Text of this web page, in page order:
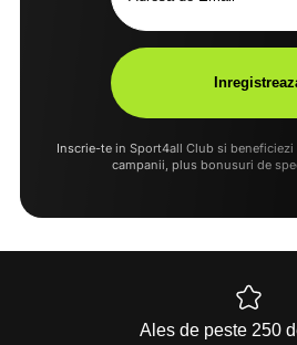
Inscrie-te in Sport4all Club si beneficiezi
campanii, plus bonusuri de
Ales de peste 250